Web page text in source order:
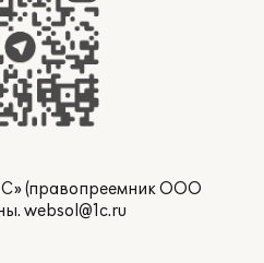
(правопреемник ООО
websol@1c.ru